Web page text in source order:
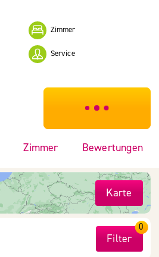
Zimmer
Service
***************
Zimmer Bewertungen
Karte
Filter
0